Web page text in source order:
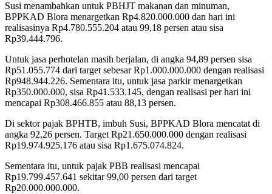
Susi menambahkan untuk PBHJT makanan dan minuman,
BPPKAD Blora menargetkan Rp4.820.000.000 dan hari ini
realisasinya Rp4.780.555.204 atau 99,18 persen atau sisa
Rp39.444.796.
Untuk jasa perhotelan masih berjalan, di angka 94,89 persen sisa
Rp51.055.774 dari target sebesar Rp1.000.000.000 dengan realisasi
Rp948.944.226. Sementara itu, untuk jasa parkir menargetkan
Rp350.000.000, sisa Rp41.533.145, dengan realisasi per hari ini
mencapai Rp308.466.855 atau 88,13 persen.
Di sektor pajak BPHTB, imbuh Susi, BPPKAD Blora mencatat di
angka 92,26 persen. Target Rp21.650.000.000 dengan realisasi
Rp19.974.925.176 atau sisa Rp1.675.074.824.
Sementara itu, untuk pajak PBB realisasi mencapai
Rp19.799.457.641 sekitar 99,00 persen dari target
Rp20.000.000.000.